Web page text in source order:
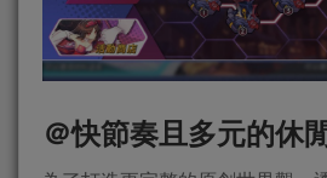
＠快節奏且多元的休